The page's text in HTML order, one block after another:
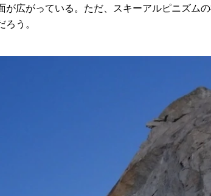
広がっている。ただ、スキーアルピニズム
う。